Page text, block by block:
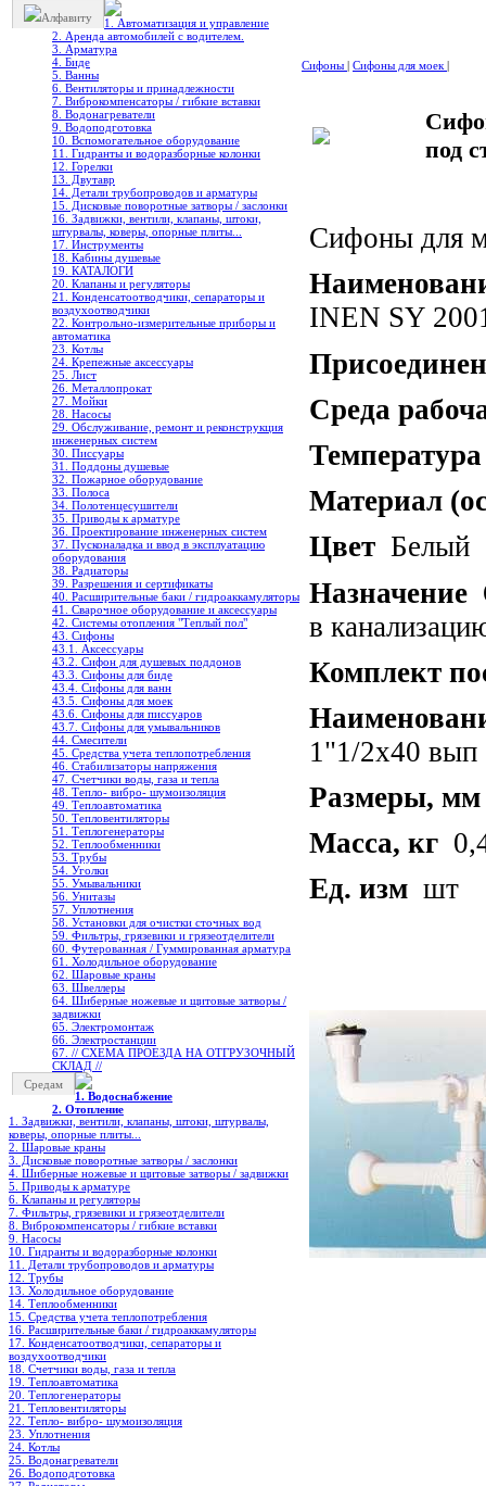
Алфавиту
1. Автоматизация и управление
2. Аренда автомобилей с водителем.
3. Арматура
4. Биде
5. Ванны
6. Вентиляторы и принадлежности
7. Виброкомпенсаторы / гибкие вставки
8. Водонагреватели
9. Водоподготовка
10. Вспомогательное оборудование
11. Гидранты и водоразборные колонки
12. Горелки
13. Двутавр
14. Детали трубопроводов и арматуры
15. Дисковые поворотные затворы / заслонки
16. Задвижки, вентили, клапаны, штоки,
штурвалы, коверы, опорные плиты...
17. Инструменты
18. Кабины душевые
19. КАТАЛОГИ
20. Клапаны и регуляторы
21. Конденсатоотводчики, сепараторы и
воздухоотводчики
22. Контрольно-измерительные приборы и
автоматика
23. Котлы
24. Крепежные аксессуары
25. Лист
26. Металлопрокат
27. Мойки
28. Насосы
29. Обслуживание, ремонт и реконструкция
инженерных систем
30. Писсуары
31. Поддоны душевые
32. Пожарное оборудование
33. Полоса
34. Полотенцесушители
35. Приводы к арматуре
36. Проектирование инженерных систем
37. Пусконаладка и ввод в эксплуатацию
оборудования
38. Радиаторы
39. Разрешения и сертификаты
40. Расширительные баки / гидроаккамуляторы
41. Сварочное оборудование и аксессуары
42. Системы отопления "Теплый пол"
43. Сифоны
43.1. Аксессуары
43.2. Сифон для душевых поддонов
43.3. Сифоны для биде
43.4. Сифоны для ванн
43.5. Сифоны для моек
43.6. Сифоны для писсуаров
43.7. Сифоны для умывальников
44. Смесители
45. Средства учета теплопотребления
46. Стабилизаторы напряжения
47. Счетчики воды, газа и тепла
48. Тепло- вибро- шумоизоляция
49. Теплоавтоматика
50. Тепловентиляторы
51. Теплогенераторы
52. Теплообменники
53. Трубы
54. Уголки
55. Умывальники
56. Унитазы
57. Уплотнения
58. Установки для очистки сточных вод
59. Фильтры, грязевики и грязеотделители
60. Футерованная / Гуммированная арматура
61. Холодильное oборудование
62. Шаровые краны
63. Швеллеры
64. Шиберные ножевые и щитовые затворы /
задвижки
65. Электромонтаж
66. Электростанции
67. // СХЕМА ПРОЕЗДА НА ОТГРУЗОЧНЫЙ
СКЛАД //
Средам
1. Водоснабжение
2. Отопление
1. Задвижки, вентили, клапаны, штоки, штурвалы,
коверы, опорные плиты...
2. Шаровые краны
3. Дисковые поворотные затворы / заслонки
4. Шиберные ножевые и щитовые затворы / задвижки
5. Приводы к арматуре
6. Клапаны и регуляторы
7. Фильтры, грязевики и грязеотделители
8. Виброкомпенсаторы / гибкие вставки
9. Насосы
10. Гидранты и водоразборные колонки
11. Детали трубопроводов и арматуры
12. Трубы
13. Холодильное oборудование
14. Теплообменники
15. Средства учета теплопотребления
16. Расширительные баки / гидроаккамуляторы
17. Конденсатоотводчики, сепараторы и
воздухоотводчики
18. Счетчики воды, газа и тепла
19. Теплоавтоматика
20. Теплогенераторы
21. Тепловентиляторы
22. Тепло- вибро- шумоизоляция
23. Уплотнения
24. Котлы
25. Водонагреватели
26. Водоподготовка
Сифоны | Сифоны для моек |
под
Сифоны для
INEN SY
Среда
Материал
Цвет Белый
Назначение
в
Комплект
1"1/2х40 вып
Размеры, мм
Масса, кг
Ед. изм шт